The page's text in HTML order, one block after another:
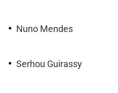
Nuno Mendes
Serhou Guirassy